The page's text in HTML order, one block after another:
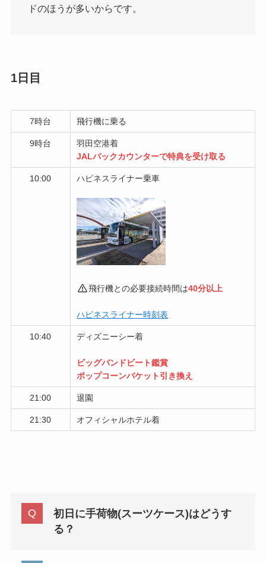
ドのほうが多いからです。
1日目
7時台 飛行機に乗る
9時台
羽田空港着
JALパックカウンターで特典を受け取る
10:00 ハピネスライナー乗車
飛行機との必要接続時間は40分以上
ハピネスライナー時刻表
10:40 ディズニーシー着
ビッグバンドビート鑑賞
ポップコーンバケット引き換え
21:00 退園
21:30 オフィシャルホテル着
初日に手荷物(スーツケース)はどうす
る？